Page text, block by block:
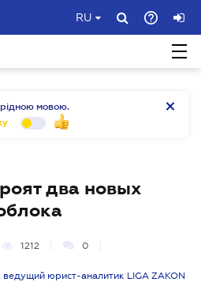
RU
рідною мовою.
два новых
1212 0
юрист-аналитик LIGA ZAKON